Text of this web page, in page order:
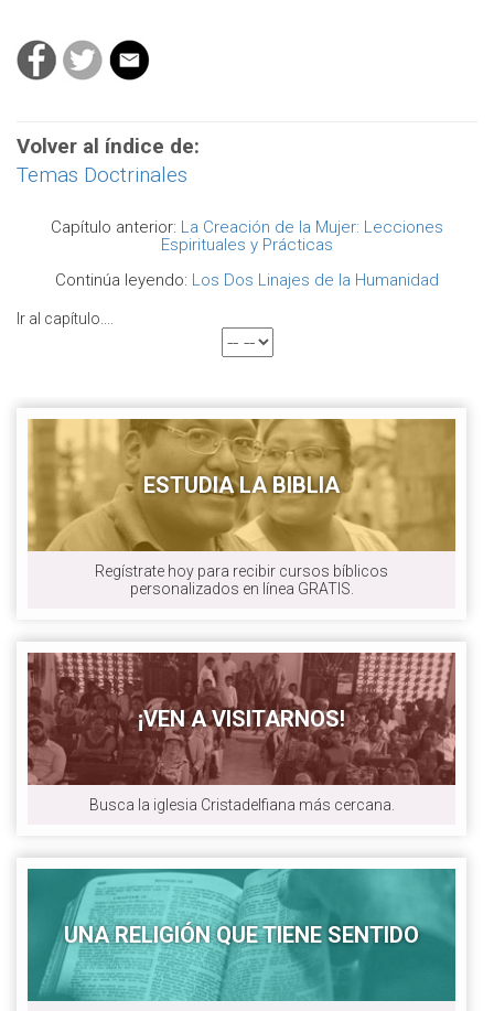
Volver al índice de:
Temas Doctrinales
Capítulo anterior: La Creación de la Mujer: Lecciones
Espirituales y Prácticas
Continúa leyendo: Los Dos Linajes de la Humanidad
Ir al capítulo....
ESTUDIA LA BIBLIA
Regístrate hoy para recibir cursos bíblicos
personalizados en línea GRATIS.
¡VEN A VISITARNOS!
Busca la iglesia Cristadelfiana más cercana.
UNA RELIGIÓN QUE TIENE SENTIDO